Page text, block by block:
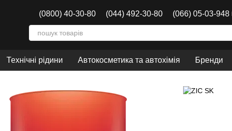
(0800) 40-30-80 (044) 492-30-80 (066) 05-03-948
Технічні рідини Автокосметика та автохімія Бренди